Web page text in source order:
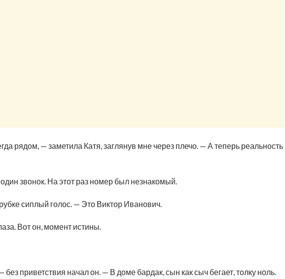
рядом, — заметила Катя, заглянув мне через плечо. — А теперь реальность
звонок. На этот раз номер был незнакомый.
сиплый голос. — Это Виктор Иванович.
Вот он, момент истины.
приветствия начал он. — В доме бардак, сын как сыч бегает, толку ноль.